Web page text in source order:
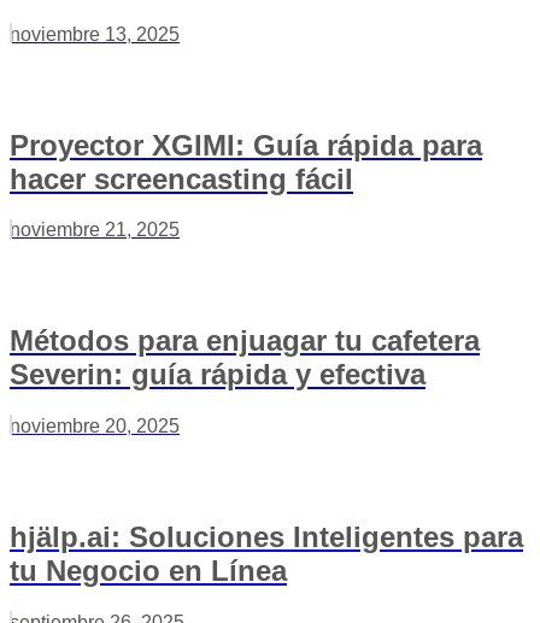
noviembre 13, 2025
Proyector XGIMI: Guía rápida para
hacer screencasting fácil
noviembre 21, 2025
Métodos para enjuagar tu cafetera
Severin: guía rápida y efectiva
noviembre 20, 2025
hjälp.ai: Soluciones Inteligentes para
tu Negocio en Línea